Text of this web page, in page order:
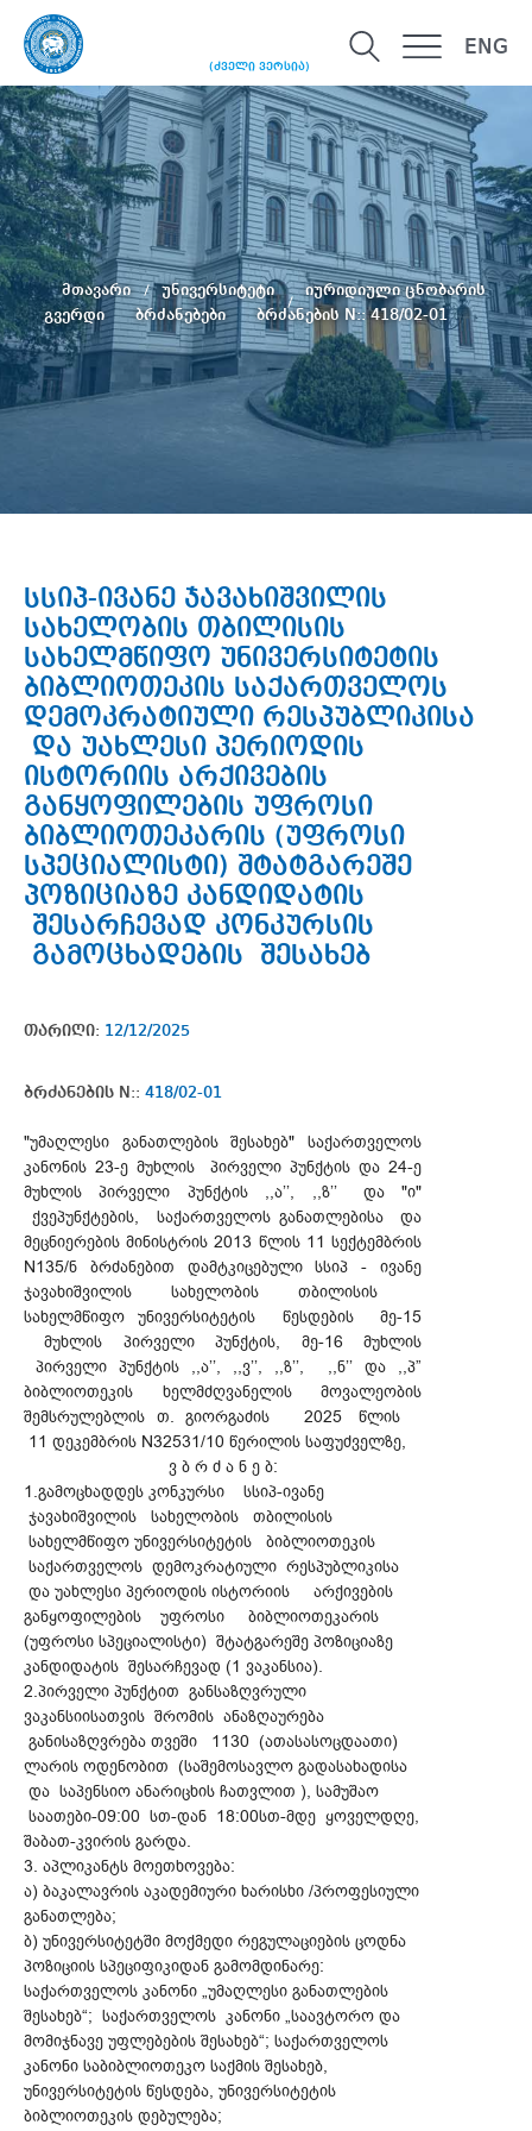
(ძველი ვერსია)
ENG
მთავარი უნივერსიტეტი
იურიდიული ცნობარის
გვერდი
ბრძანებები ბრძანების N:: 418/02-01
სსიპ-ივანე ჯავახიშვილის
სახელობის თბილისის
სახელმწიფო უნივერსიტეტის
ბიბლიოთეკის საქართველოს
დემოკრატიული რესპუბლიკისა
და უახლესი პერიოდის
ისტორიის არქივების
განყოფილების უფროსი
ბიბლიოთეკარის (უფროსი
სპეციალისტი) შტატგარეშე
პოზიციაზე კანდიდატის
შესარჩევად კონკურსის
გამოცხადების შესახებ
თარიღი: 12/12/2025
ბრძანების N:: 418/02-01
"უმაღლესი განათლების შესახებ" საქართველოს
კანონის 23-ე მუხლის პირველი პუნქტის და 24-ე
მუხლის პირველი პუნქტის ,,ა’’, ,,ზ’’ და "ი"
ქვეპუნქტების, საქართველოს განათლებისა და
მეცნიერების მინისტრის 2013 წლის 11 სექტემბრის
N135/ნ ბრძანებით დამტკიცებული სსიპ - ივანე
ჯავახიშვილის სახელობის თბილისის
სახელმწიფო უნივერსიტეტის წესდების მე-15
მუხლის პირველი პუნქტის, მე-16 მუხლის
პირველი პუნქტის ,,ა’’, ,,ვ’’, ,,ზ’’, ,,ნ’’ და ,,პ”
ბიბლიოთეკის ხელმძღვანელის მოვალეობის
შემსრულებლის თ. გიორგაძის 2025 წლის
11 დეკემბრის N32531/10 წერილის საფუძველზე,
ვ ბ რ ძ ა ნ ე ბ:
1.გამოცხადდეს კონკურსი სსიპ-ივანე
ჯავახიშვილის სახელობის თბილისის
სახელმწიფო უნივერსიტეტის ბიბლიოთეკის
საქართველოს დემოკრატიული რესპუბლიკისა
და უახლესი პერიოდის ისტორიის არქივების
განყოფილების უფროსი ბიბლიოთეკარის
(უფროსი სპეციალისტი) შტატგარეშე პოზიციაზე
კანდიდატის შესარჩევად (1 ვაკანსია).
2.პირველი პუნქტით განსაზღვრული
ვაკანსიისათვის შრომის ანაზღაურება
განისაზღვრება თვეში 1130 (ათასასოცდაათი)
ლარის ოდენობით (საშემოსავლო გადასახადისა
და საპენსიო ანარიცხის ჩათვლით ), სამუშაო
საათები-09:00 სთ-დან 18:00სთ-მდე ყოველდღე,
შაბათ-კვირის გარდა.
3. აპლიკანტს მოეთხოვება:
ა) ბაკალავრის აკადემიური ხარისხი /პროფესიული
განათლება;
ბ) უნივერსიტეტში მოქმედი რეგულაციების ცოდნა
პოზიციის სპეციფიკიდან გამომდინარე:
საქართველოს კანონი „უმაღლესი განათლების
შესახებ“; საქართველოს კანონი „საავტორო და
მომიჯნავე უფლებების შესახებ“; საქართველოს
კანონი საბიბლიოთეკო საქმის შესახებ,
უნივერსიტეტის წესდება, უნივერსიტეტის
ბიბლიოთეკის დებულება;